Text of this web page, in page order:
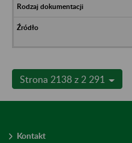
Strona 2138 z 2 291
Kontakt